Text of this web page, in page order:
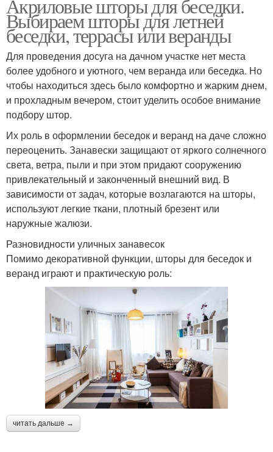
Акриловые шторы для беседки.
Выбираем шторы для летней
беседки, террасы или веранды
Для проведения досуга на дачном участке нет места
более удобного и уютного, чем веранда или беседка. Но
чтобы находиться здесь было комфортно и жарким днем,
и прохладным вечером, стоит уделить особое внимание
подбору штор.
Их роль в оформлении беседок и веранд на даче сложно
переоценить. Занавески защищают от яркого солнечного
света, ветра, пыли и при этом придают сооружению
привлекательный и законченный внешний вид. В
зависимости от задач, которые возлагаются на шторы,
используют легкие ткани, плотный брезент или
наружные жалюзи.
Разновидности уличных занавесок
Помимо декоративной функции, шторы для беседок и
веранд играют и практическую роль:
читать дальше →